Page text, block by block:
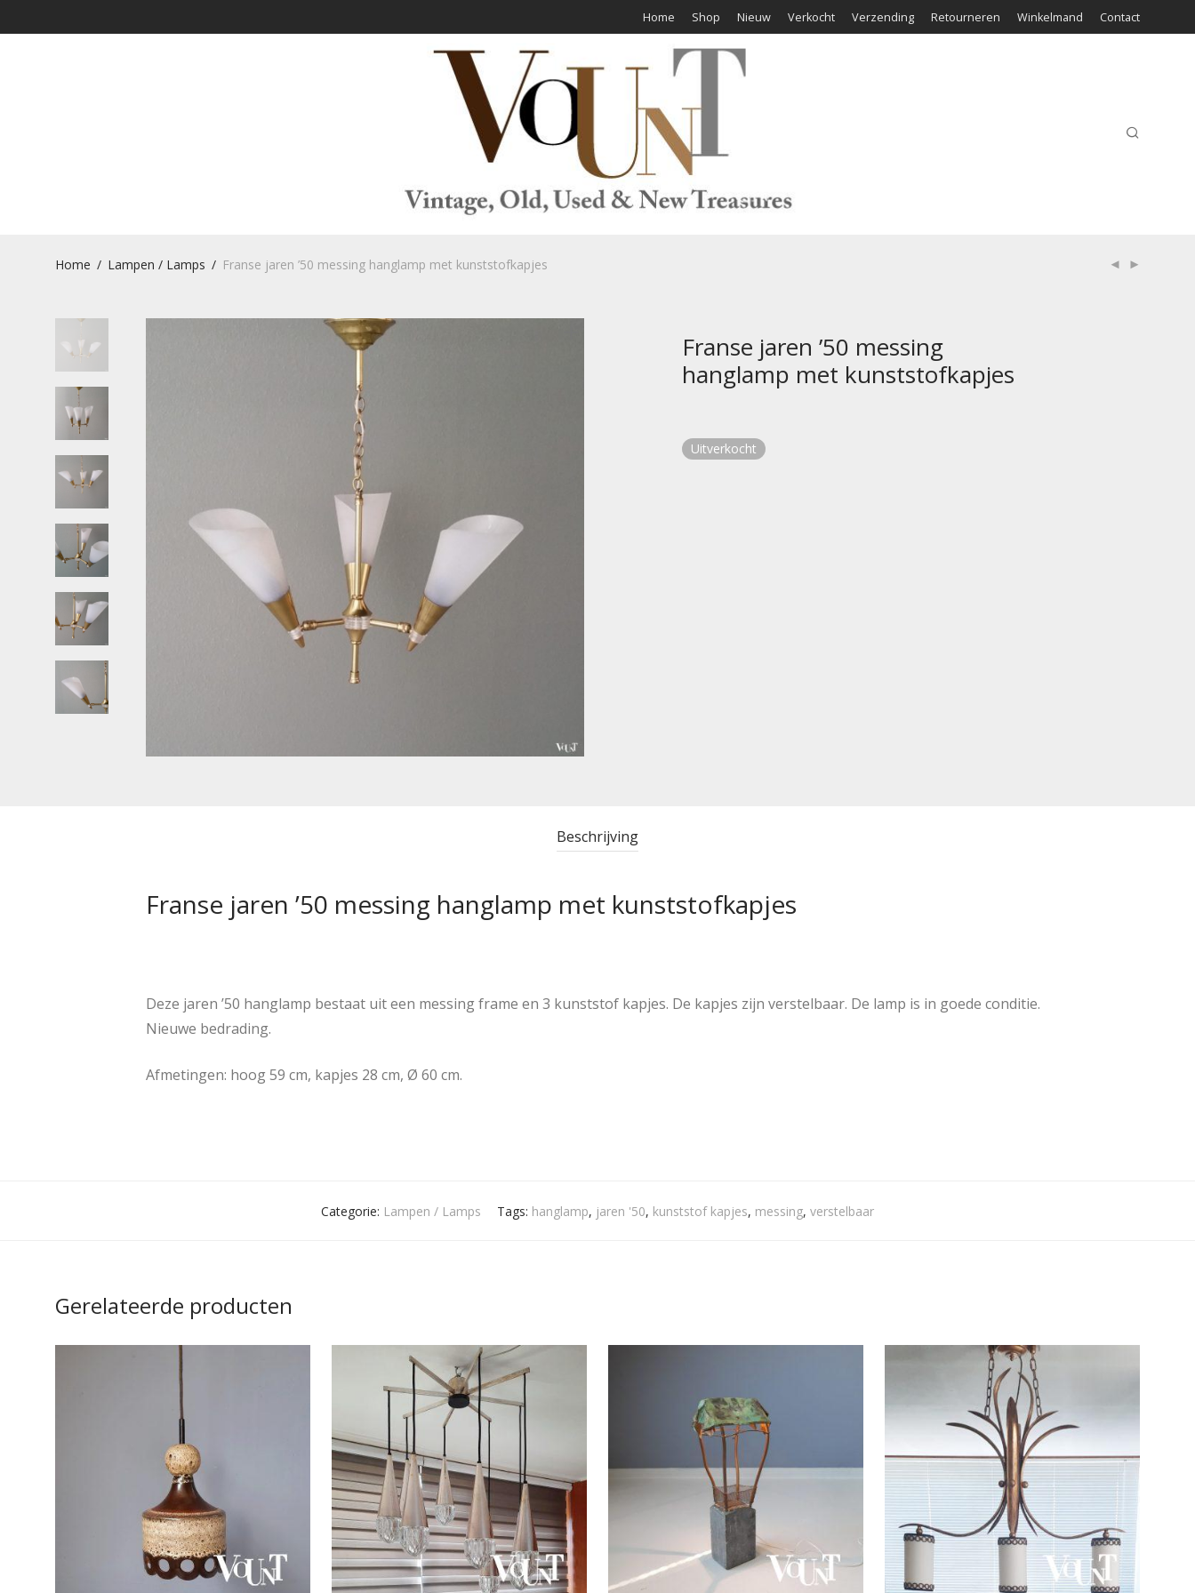
Home Shop Nieuw Verkocht Verzending Retourneren Winkelmand Contact
Home / Lampen / Lamps / Franse jaren ’50 messing hanglamp met kunststofkapjes
Franse jaren ’50 messing
hanglamp met kunststofkapjes
Uitverkocht
Beschrijving
Franse jaren ’50 messing hanglamp met kunststofkapjes
Deze jaren ’50 hanglamp bestaat uit een messing frame en 3 kunststof kapjes. De kapjes zijn verstelbaar. De lamp is in goede conditie.
Nieuwe bedrading.
Afmetingen: hoog 59 cm, kapjes 28 cm, Ø 60 cm.
Categorie: Lampen / Lamps Tags: hanglamp, jaren '50, kunststof kapjes, messing, verstelbaar
Gerelateerde producten